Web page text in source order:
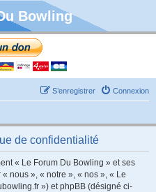
Bowling
Connexion
S’enregistrer
de confidentialité
« Le Forum Du Bowling » et ses
nous », « notre », « nos », « Le
») et phpBB (désigné ci-